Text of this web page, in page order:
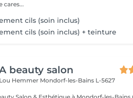
cares...
cils (soin inclus)
cils (soin inclus) + teinture
beauty salon
Hemmer Mondorf-les-Bains L-5627